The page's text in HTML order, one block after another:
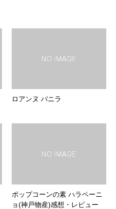
ロアンヌ バニラ
ポップコーンの素 ハラペーニ
ョ(神戸物産)感想・レビュー